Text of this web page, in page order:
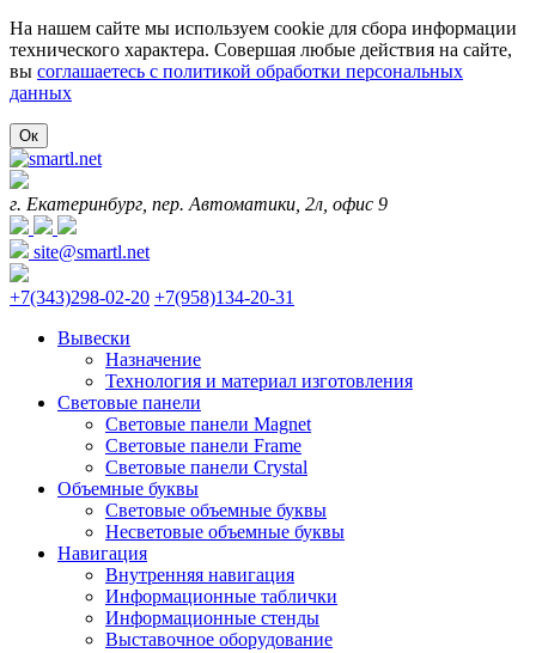
На нашем сайте мы используем cookie для сбора информации
технического характера. Совершая любые действия на сайте,
вы соглашаетесь с политикой обработки персональных
данных
Ок
г. Екатеринбург, пер. Автоматики, 2л, офис 9
site@smartl.net
+7(343)298-02-20 +7(958)134-20-31
Вывески
Назначение
Технология и материал изготовления
Световые панели
Световые панели Magnet
Световые панели Frame
Световые панели Crystal
Объемные буквы
Световые объемные буквы
Несветовые объемные буквы
Навигация
Внутренняя навигация
Информационные таблички
Информационные стенды
Выставочное оборудование